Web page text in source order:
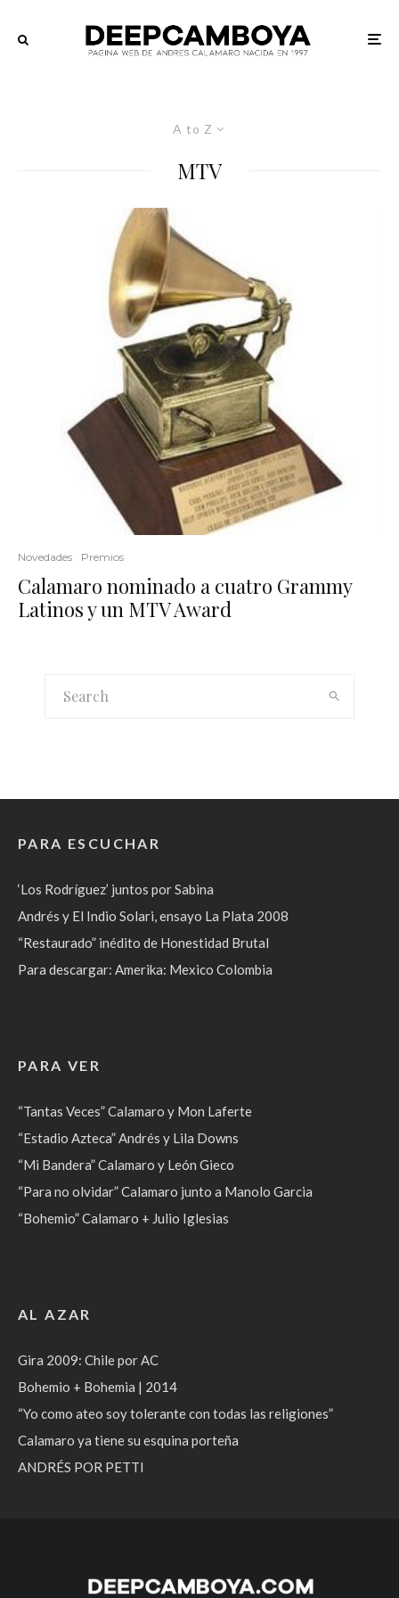
A to Z
MTV
Novedades Premios
Calamaro nominado a cuatro Grammy
Latinos y un MTV Award
PARA ESCUCHAR
‘Los Rodríguez’ juntos por Sabina
Andrés y El Indio Solari, ensayo La Plata 2008
“Restaurado” inédito de Honestidad Brutal
Para descargar: Amerika: Mexico Colombia
PARA VER
“Tantas Veces” Calamaro y Mon Laferte
“Estadio Azteca” Andrés y Lila Downs
“Mi Bandera” Calamaro y León Gieco
“Para no olvidar” Calamaro junto a Manolo Garcia
“Bohemio” Calamaro + Julio Iglesias
AL AZAR
Gira 2009: Chile por AC
Bohemio + Bohemia | 2014
“Yo como ateo soy tolerante con todas las religiones”
Calamaro ya tiene su esquina porteña
ANDRÉS POR PETTI